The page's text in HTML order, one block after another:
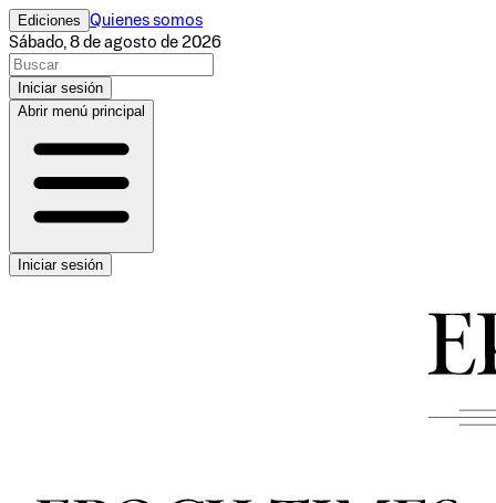
Ediciones Quienes somos
Sábado, 8 de agosto de 2026
Iniciar sesión
Abrir menú principal
Iniciar sesión